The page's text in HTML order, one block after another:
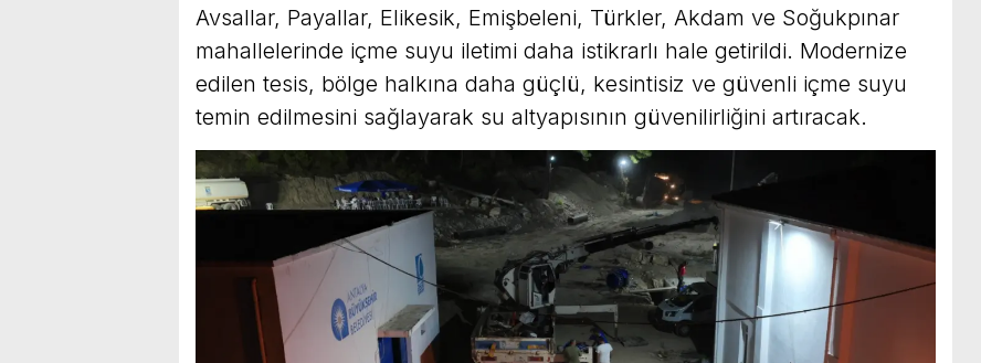
Avsallar, Payallar, Elikesik, Emişbeleni, Türkler, Akdam ve Soğukpınar
mahallelerinde içme suyu iletimi daha istikrarlı hale getirildi. Modernize
edilen tesis, bölge halkına daha güçlü, kesintisiz ve güvenli içme suyu
temin edilmesini sağlayarak su altyapısının güvenilirliğini artıracak.